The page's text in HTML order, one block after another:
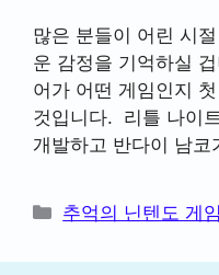
많은 분들이 어린 시
운 감정을 기억하실
어가 어떤 게임인지
것입니다. 리틀 나이
개발하고 반다이 남
카
고
추억의 닌텐도 게임